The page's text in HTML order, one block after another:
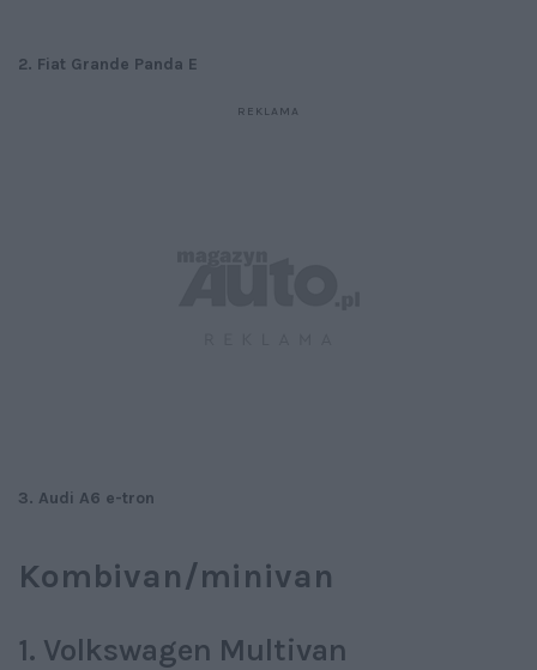
2. Fiat Grande Panda E
3. Audi A6 e-tron
Kombivan/minivan
1. Volkswagen Multivan